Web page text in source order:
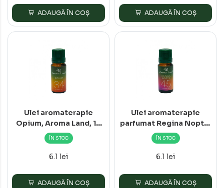
ADAUGĂ ÎN COȘ ADAUGĂ ÎN COȘ
Ulei aromaterapie
Opium, Aroma Land, 10
ml
ÎN STOC
6.1 lei
ADAUGĂ ÎN COȘ
Ulei aromaterapie
parfumat Regina Noptii,
Aroma Land, 10 ml
ÎN STOC
6.1 lei
ADAUGĂ ÎN COȘ